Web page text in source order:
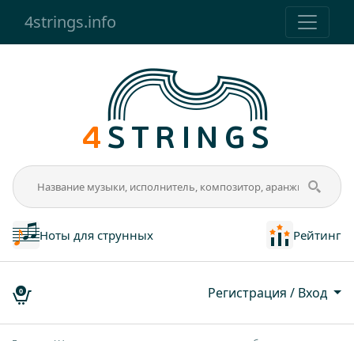
4strings.info
Ноты для струнных Рейтинг
0 Регистрация / Вход